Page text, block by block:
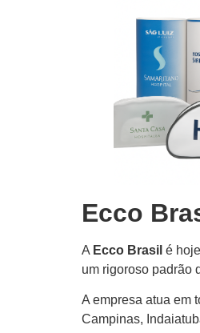
Ecco
A Ecco Brasil é
um rigoroso padrão
A empresa atua em
Campinas,